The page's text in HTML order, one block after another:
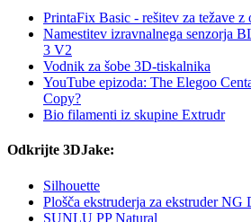
PrintaFix Basic - rešitev za težave z
Namestitev izravnalnega senzorja
3 V2
Vodnik za šobe 3D-tiskalnika
YouTube epizoda: The Elegoo
Copy?
Bio filamenti iz skupine Extrudr
Odkrijte 3DJake:
Silhouette
Plošča ekstruderja za ekstruder NG
SUNLU PP Natural